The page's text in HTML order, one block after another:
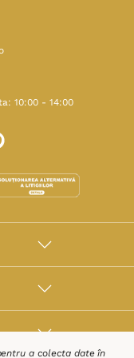
10:00 - 14:00
a colecta date în